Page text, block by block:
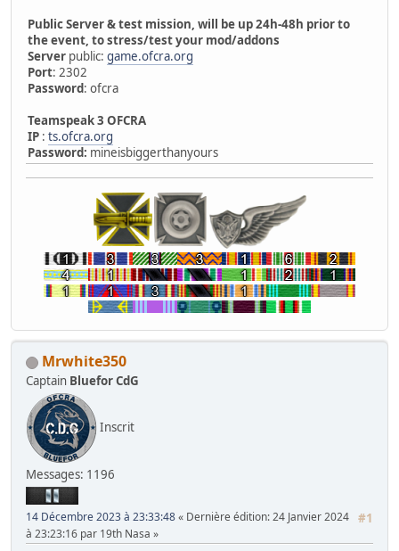
Public Server & test mission, will be up 24h-48h prior to
the event, to stress/test your mod/addons
Server public: game.ofcra.org
Port: 2302
Password: ofcra
Teamspeak 3 OFCRA
IP : ts.ofcra.org
Password: mineisbiggerthanyours
Mrwhite350
Captain Bluefor CdG
Inscrit
Messages: 1196
#1
14 Décembre 2023 à 23:33:48 Dernière édition: 24 Janvier 2024
à 23:23:16 par 19th Nasa